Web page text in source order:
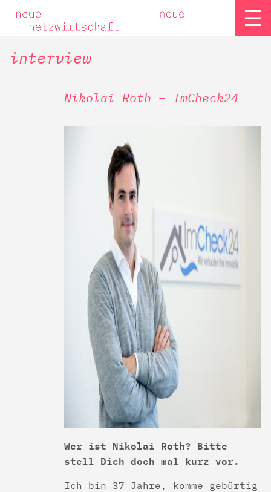
☰
interview
Nikolai Roth – ImCheck24
Wer ist Nikolai Roth? Bitte
stell Dich doch mal kurz vor.
Ich bin 37 Jahre, komme gebürtig